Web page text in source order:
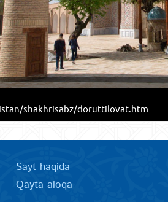
shakhrisabz/doruttilovat.htm
Sayt haqida
Qayta aloqa